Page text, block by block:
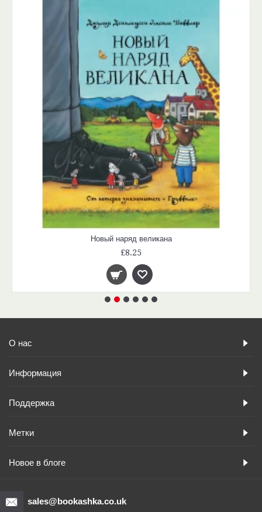
Новый наряд великана
£8.25
О нас
Информация
Поддержка
Метки
Новое в блоге
sales@bookashka.co.uk